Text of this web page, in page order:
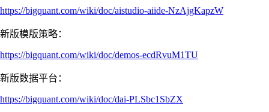
https://bigquant.com/wiki/doc/aistudio-aiide-NzAjgKapzW
新版模版策略：
https://bigquant.com/wiki/doc/demos-ecdRvuM1TU
新版数据平台：
https://bigquant.com/wiki/doc/dai-PLSbc1SbZX